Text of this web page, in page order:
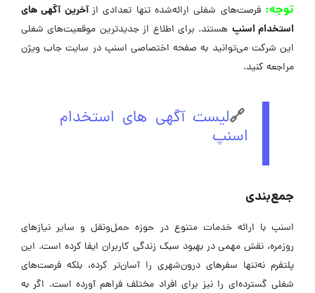
توجه: فرصت‌های شغلی ارائه‌شده تنها تعدادی ازآخرین آگهی های
استخدام اسنپ هستند. برای اطلاع از جدیدترین موقعیت‌های شغلی
این شرکت می‌توانید به صفحه اختصاصی اسنپ در سایت جاب ویژن
مراجعه کنید.
🔗لیست آگهی های استخدام
اسنپ
جمع‌بندی
اسنپ با ارائه خدمات متنوع در حوزه حمل‌ونقل و سایر نیازهای
روزمره، نقش مهمی در بهبود سبک زندگی کاربران ایفا کرده است. این
پلتفرم نه‌تنها سفرهای درون‌شهری را آسان‌تر کرده، بلکه فرصت‌های
شغلی گسترده‌ای را نیز برای افراد مختلف فراهم آورده است. اگر به